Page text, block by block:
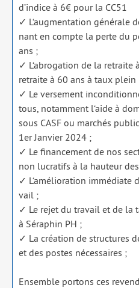
d’indice à 6€ pour la CC51
✓ L‘augmentation géné­rale
nant en compte la perte du
ans ;
✓ L‘abrogation de la retraite
retraite à 60 ans à taux plein
✓ Le ver­se­ment
tous, notam­ment l‘aide à
sous CASF ou mar­chés
1er Janvier 2024 ;
✓ Le finan­ce­ment de nos
non lucra­tifs à la hau­teur
✓ L‘amélioration
vail ;
✓ Le rejet du tra­vail et de la
à Séraphin PH ;
✓ La créa­tion de struc­tures
et des postes néces­saires ;
Ensemble por­tons ces